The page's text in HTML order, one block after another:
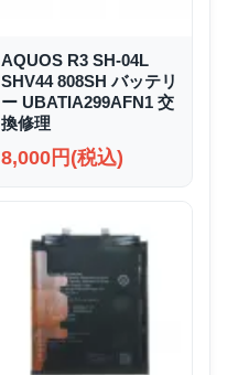
AQUOS R3 SH-04L
SHV44 808SH バッテリ
ー UBATIA299AFN1 交
換修理
8,000円(税込)